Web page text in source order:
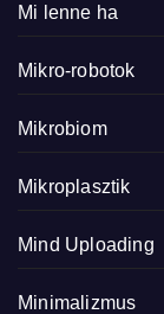
Mi lenne ha
Mikro-robotok
Mikrobiom
Mikroplasztik
Mind Uploading
Minimalizmus